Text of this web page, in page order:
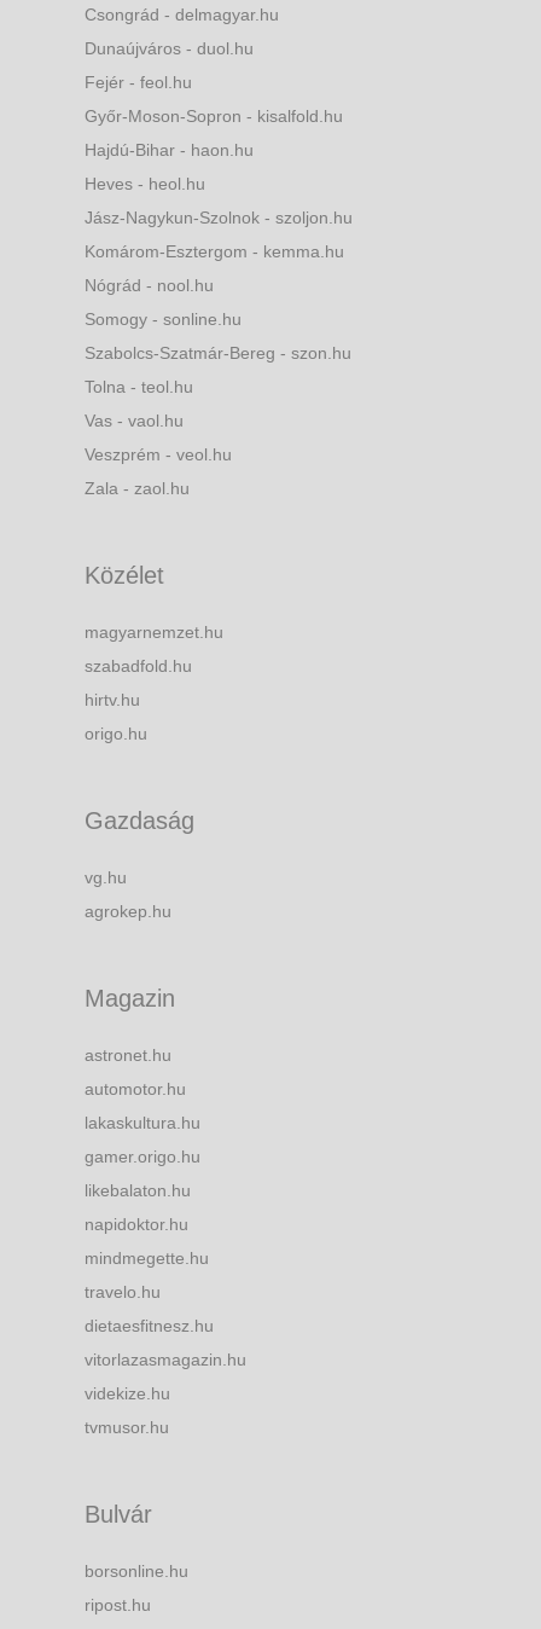
Csongrád - delmagyar.hu
Dunaújváros - duol.hu
Fejér - feol.hu
Győr-Moson-Sopron - kisalfold.hu
Hajdú-Bihar - haon.hu
Heves - heol.hu
Jász-Nagykun-Szolnok - szoljon.hu
Komárom-Esztergom - kemma.hu
Nógrád - nool.hu
Somogy - sonline.hu
Szabolcs-Szatmár-Bereg - szon.hu
Tolna - teol.hu
Vas - vaol.hu
Veszprém - veol.hu
Zala - zaol.hu
Közélet
magyarnemzet.hu
szabadfold.hu
hirtv.hu
origo.hu
Gazdaság
vg.hu
agrokep.hu
Magazin
astronet.hu
automotor.hu
lakaskultura.hu
gamer.origo.hu
likebalaton.hu
napidoktor.hu
mindmegette.hu
travelo.hu
dietaesfitnesz.hu
vitorlazasmagazin.hu
videkize.hu
tvmusor.hu
Bulvár
borsonline.hu
ripost.hu